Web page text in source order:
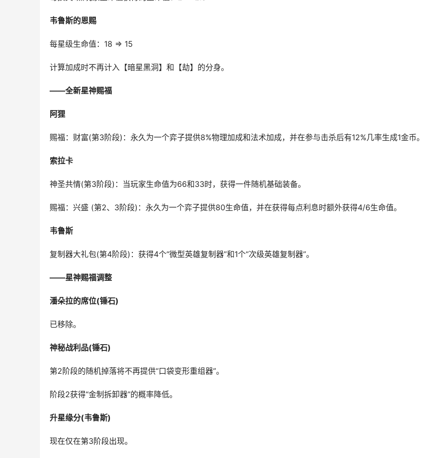
韦鲁斯的恩赐
每星级生命值：18 ⇒ 15
计算加成时不再计入【暗星黑洞】和【劫】的分身。
——全新星神赐福
阿狸
赐福：财富(第3阶段)：永久为一个弈子提供8%物理加成和法术加成，并在参与击杀后有12%几率生成1金币。
索拉卡
神圣共情(第3阶段)：当玩家生命值为66和33时，获得一件随机基础装备。
赐福：兴盛 (第2、3阶段)：永久为一个弈子提供80生命值，并在获得每点利息时额外获得4/6生命值。
韦鲁斯
复制器大礼包(第4阶段)：获得4个“微型英雄复制器”和1个“次级英雄复制器”。
——星神赐福调整
潘朵拉的席位(锤石)
已移除。
神秘战利品(锤石)
第2阶段的随机掉落将不再提供“口袋变形重组器”。
阶段2获得“金制拆卸器”的概率降低。
升星缘分(韦鲁斯)
现在仅在第3阶段出现。